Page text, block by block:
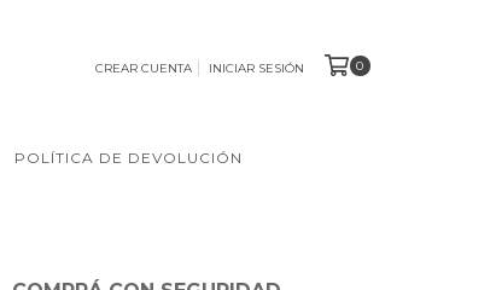
CREAR CUENTA INICIAR SESIÓN 0
POLÍTICA DE DEVOLUCIÓN